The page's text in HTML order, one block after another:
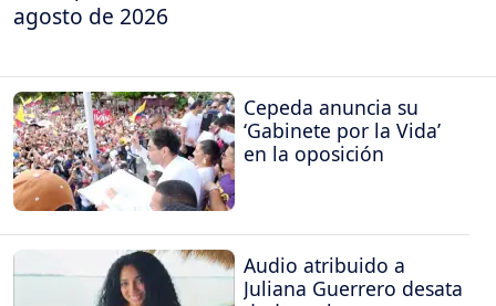
agosto de 2026
Cepeda anuncia su
‘Gabinete por la Vida’
en la oposición
Audio atribuido a
Juliana Guerrero desata